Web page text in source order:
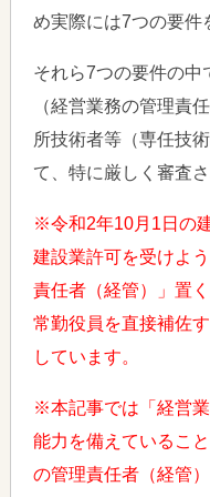
め実際には7つの要件
それら7つの要件の中
（経営業務の管理責
所技術者等（専任技
て、特に厳しく審査さ
※令和2年10月1日の
建設業許可を受けよ
責任者（経管）」置
常勤役員を直接補佐
しています。
※本記事では「経営
能力を備えているこ
の管理責任者（経管